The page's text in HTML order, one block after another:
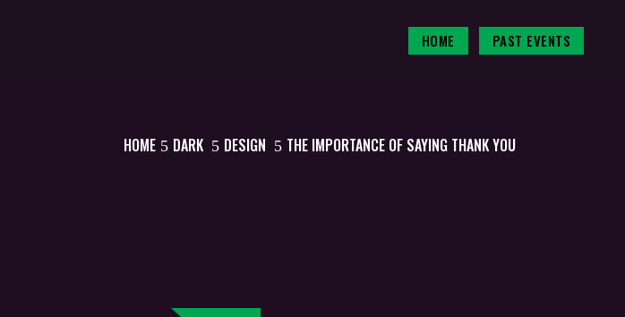
HOME PAST EVENTS
HOME DARK DESIGN THE IMPORTANCE OF SAYING THANK YOU